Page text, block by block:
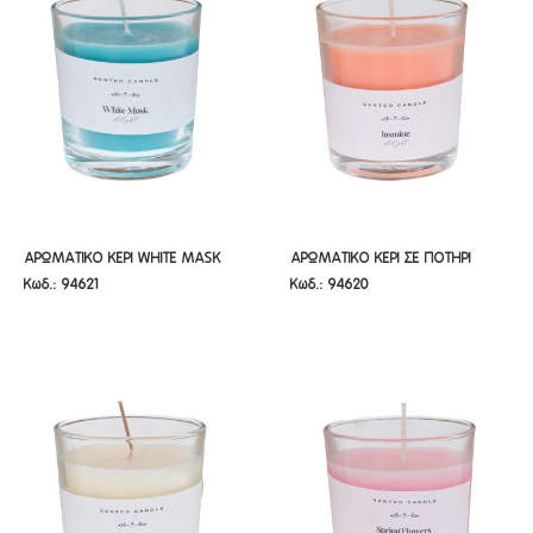
ΑΡΩΜΑΤΙΚΟ ΚΕΡΙ WHITE MASK
7X8EK
ΑΡΩΜΑΤΙΚΟ ΚΕΡΙ WHITE MASK
7X8EK
Κωδ.: 94621
ΑΡΩΜΑΤΙΚΟ ΚΕΡΙ ΣΕ ΠΟΤΗΡΙ
JASMINE 7X8EK
ΑΡΩΜΑΤΙΚΟ ΚΕΡΙ ΣΕ ΠΟΤΗΡΙ
JASMINE 7X8EK
Κωδ.: 94620